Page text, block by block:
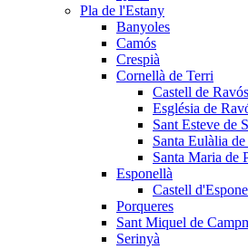
Pla de l'Estany
Banyoles
Camós
Crespià
Cornellà de Terri
Castell de
Església de
Sant Esteve de
Santa Eulàlia
Santa Maria de
Esponellà
Castell
Porqueres
Sant Miquel de
Serinyà